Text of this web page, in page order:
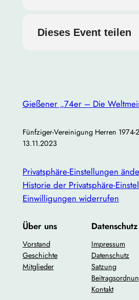
an unseren Treffen
herzlich willkommen! Wir freuen
Bitte gebt kurz Bescheid, ob ihr
damit wir genügend Plätze
Lasst uns gemeinsam eine gute
Dieses Event teilen
Gießener „74er – Die
Fünfziger-Vereinigung Herren
13.11.2023
Privatsphäre-Einstellungen
Historie der Privatsphäre-
Einwilligungen widerrufen
Über uns
Vorstand
Geschichte
Mitglieder
Datenschutz
Impressum
Datenschutz
Satzung
Kontakt